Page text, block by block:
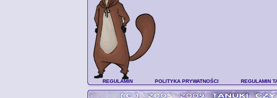
REGULAMIN POLITYKA PRYWATNOŚCI REGULAMIN